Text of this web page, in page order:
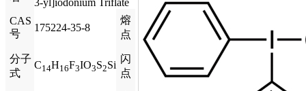
3-yl]iodonium Triflate
CAS
号
175224-35-8
熔
点
分子
式
C14H16F3IO3S2Si
闪
点